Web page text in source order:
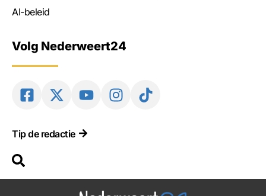
AI-beleid
Volg Nederweert24
Tip de redactie